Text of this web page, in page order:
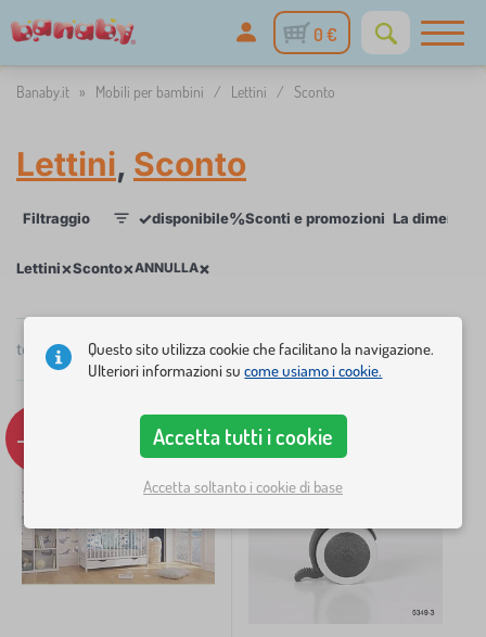
0 €
Banaby.it » Mobili per bambini / Lettini / Sconto
Lettini, Sconto
Filtraggio ✓disponibile%Sconti e promozioni La
FILTRAGGIO ×
La dimensione della culla
Fare una culla
con spazio di archiviazione
5
Lettini×Sconto×ANNULLA×
totale5 prodotti
Consigliato
-14% -6%
Questo sito utilizza cookie che facilitano la navigazione.
Ulteriori informazioni sucome usiamo i cookie.
Accetta tutti i cookie
Accetta soltanto i cookie di base